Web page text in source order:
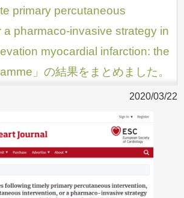
primary percutaneous
a pharmaco-invasive strategy in
myocardial infarction: the
」の結果をまとめました。
2020/03/22